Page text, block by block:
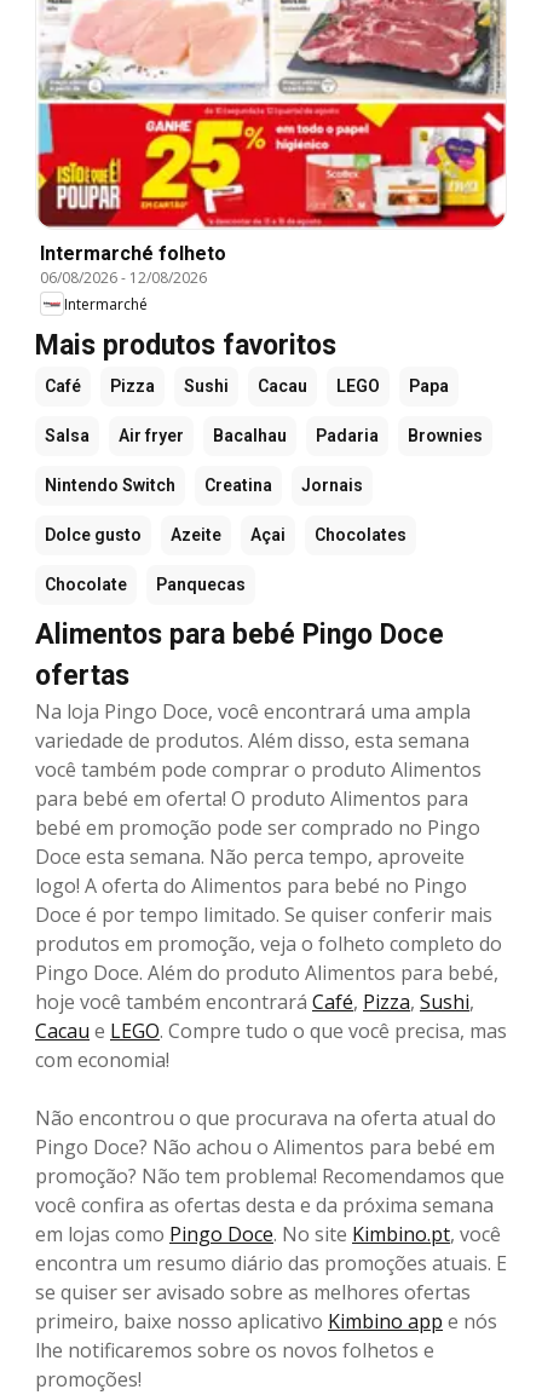
Intermarché folheto
06/08/2026- 12/08/2026
Intermarché
Mais produtos favoritos
Café Pizza Sushi Cacau LEGO Papa
Salsa Air fryer Bacalhau Padaria Brownies
Nintendo Switch Creatina Jornais
Dolce gusto Azeite Açai Chocolates
Chocolate Panquecas
Alimentos para bebé Pingo Doce
ofertas
Na loja Pingo Doce, você encontrará uma ampla
variedade de produtos. Além disso, esta semana
você também pode comprar o produto Alimentos
para bebé em oferta! O produto Alimentos para
bebé em promoção pode ser comprado no Pingo
Doce esta semana. Não perca tempo, aproveite
logo! A oferta do Alimentos para bebé no Pingo
Doce é por tempo limitado. Se quiser conferir mais
produtos em promoção, veja o folheto completo do
Pingo Doce. Além do produto Alimentos para bebé,
hoje você também encontrará Café, Pizza, Sushi,
Cacau e LEGO. Compre tudo o que você precisa, mas
com economia!
Não encontrou o que procurava na oferta atual do
Pingo Doce? Não achou o Alimentos para bebé em
promoção? Não tem problema! Recomendamos que
você confira as ofertas desta e da próxima semana
em lojas como Pingo Doce. No site Kimbino.pt, você
encontra um resumo diário das promoções atuais. E
se quiser ser avisado sobre as melhores ofertas
primeiro, baixe nosso aplicativo Kimbino app e nós
lhe notificaremos sobre os novos folhetos e
promoções!